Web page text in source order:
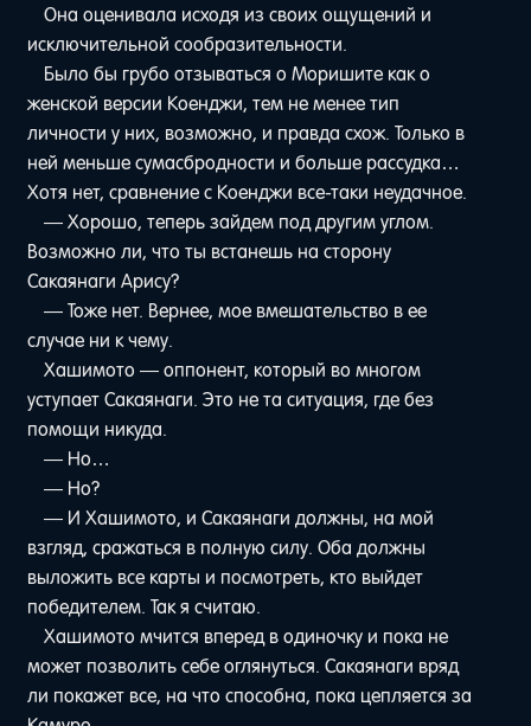
Она оценивала исходя из своих ощущений и
исключительной сообразительности.
Было бы грубо отзываться о Моришите как о
женской версии Коенджи, тем не менее тип
личности у них, возможно, и правда схож. Только в
ней меньше сумасбродности и больше рассудка…
Хотя нет, сравнение с Коенджи все-таки неудачное.
— Хорошо, теперь зайдем под другим углом.
Возможно ли, что ты встанешь на сторону
Сакаянаги Арису?
— Тоже нет. Вернее, мое вмешательство в ее
случае ни к чему.
Хашимото — оппонент, который во многом
уступает Сакаянаги. Это не та ситуация, где без
помощи никуда.
— Но…
— Но?
— И Хашимото, и Сакаянаги должны, на мой
взгляд, сражаться в полную силу. Оба должны
выложить все карты и посмотреть, кто выйдет
победителем. Так я считаю.
Хашимото мчится вперед в одиночку и пока не
может позволить себе оглянуться. Сакаянаги вряд
ли покажет все, на что способна, пока цепляется за